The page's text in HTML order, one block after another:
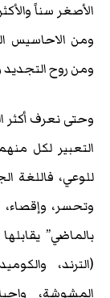
الأصغر سناً
ومن الاحاسيس
ومن روح التجديد
وحتى نعرف أكثر
التعبير لكل
للوعي، فاللغة
وتحسر،
بالماضي”
(الترند،
المشوشة،